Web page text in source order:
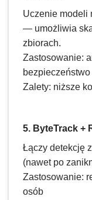
Uczenie modeli
— umożliwia
zbiorach.
Zastosowanie:
bezpieczeństwo
Zalety: niższe
5. ByteTrack +
Łączy detekcję
(nawet po
Zastosowanie:
osób